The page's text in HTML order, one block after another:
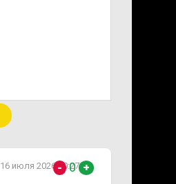
16 июля 2026 20:27
- 0 +